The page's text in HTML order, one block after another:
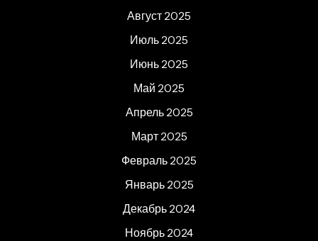
Август 2025
Июль 2025
Июнь 2025
Май 2025
Апрель 2025
Март 2025
Февраль 2025
Январь 2025
Декабрь 2024
Ноябрь 2024